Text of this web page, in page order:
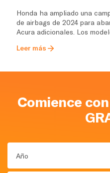
Honda ha ampliado una
de airbags de 2024 para
Acura adicionales. Los
Leer más
Comience
Año